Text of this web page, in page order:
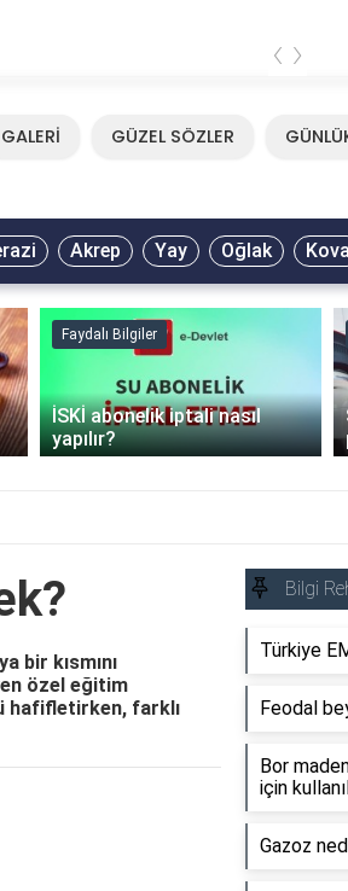
‹ ›
GALERİ GÜZEL SÖZLER
Akrep Yay Oğlak Kova
Faydalı Bilgiler
İSKİ abonelik iptali nasıl
yapılır?
bir kısmını
özel eğitim
hafifletirken, farklı
Bilgi
Türkiye
Feodal
Bor
için
Gazoz